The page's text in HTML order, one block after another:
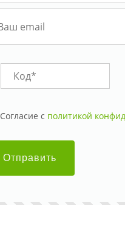
Cогласие с политикой
Отправить